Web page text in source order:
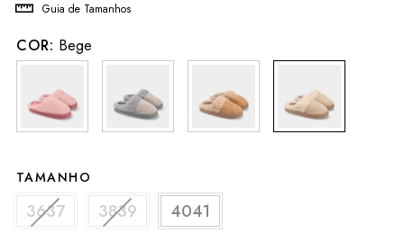
Guia de Tamanhos
COR: Bege
TAMANHO
3637 3839 4041